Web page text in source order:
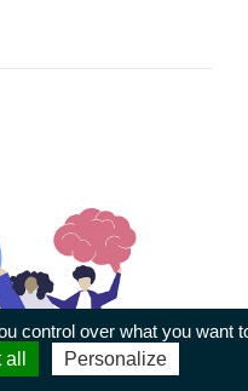
control over what you want
Personalize